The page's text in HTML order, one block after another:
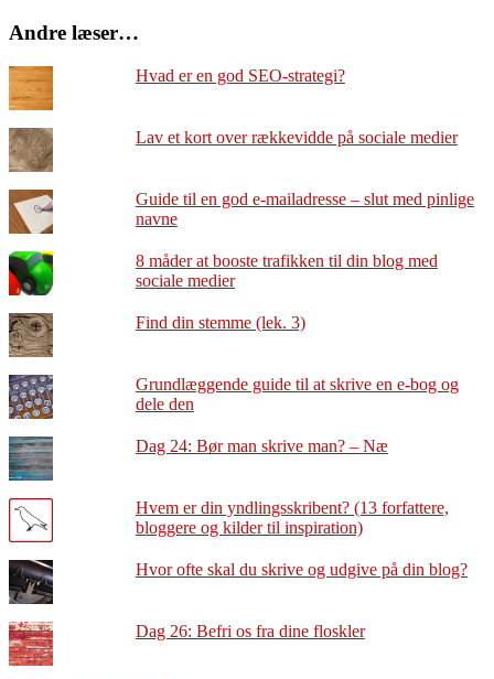
Andre læser…
Hvad er en god SEO-strategi?
Lav et kort over rækkevidde på sociale medier
Guide til en god e-mailadresse – slut med pinlige
navne
8 måder at booste trafikken til din blog med
sociale medier
Find din stemme (lek. 3)
Grundlæggende guide til at skrive en e-bog og
dele den
Dag 24: Bør man skrive man? – Næ
Hvem er din yndlingsskribent? (13 forfattere,
bloggere og kilder til inspiration)
Hvor ofte skal du skrive og udgive på din blog?
Dag 26: Befri os fra dine floskler